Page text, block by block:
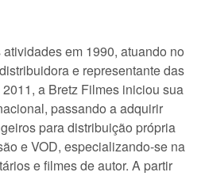
em 1990, atuando no
e representante das
a Bretz Filmes iniciou sua
passando a adquirir
para distribuição própria
e VOD, especializando-se na
e filmes de autor. A partir